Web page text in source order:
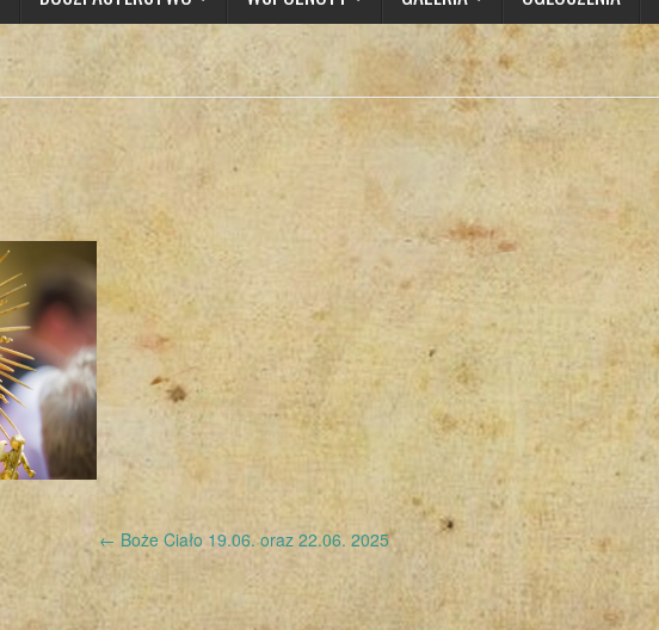
← Boże Ciało 19.06. oraz 22.06. 2025